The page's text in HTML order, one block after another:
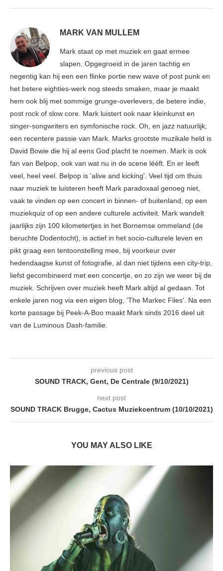
MARK VAN MULLEM
Mark staat op met muziek en gaat ermee
slapen. Opgegroeid in de jaren tachtig en
negentig kan hij een een flinke portie new wave of post punk en
het betere eighties-werk nog steeds smaken, maar je maakt
hem ook blij met sommige grunge-overlevers, de betere indie,
post rock of slow core. Mark luistert ook naar kleinkunst en
singer-songwriters en symfonische rock. Oh, en jazz natuurlijk,
een recentere passie van Mark. Marks grootste muzikale held is
David Bowie die hij al eens God placht te noemen. Mark is ook
fan van Belpop, ook van wat nu in de scene lééft. En er leeft
veel, heel veel. Belpop is 'alive and kicking'. Veel tijd om thuis
naar muziek te luisteren heeft Mark paradoxaal genoeg niet,
vaak te vinden op een concert in binnen- of buitenland, op een
muziekquiz of op een andere culturele activiteit. Mark wandelt
jaarlijks zijn 100 kilometertjes in het Bornemse ommeland (de
beruchte Dodentocht), is actief in het socio-culturele leven en
pikt graag een tentoonstelling mee, bij voorkeur over
hedendaagse kunst of fotografie, al dan niet tijdens een city-trip,
liefst gecombineerd met een concertje, en zo zijn we weer bij de
muziek. Schrijven over muziek heeft Mark altijd al gedaan. Tot
enkele jaren nog via een eigen blog, 'The Markec Files'. Na een
korte passage bij Peek-A-Boo maakt Mark sinds 2016 deel uit
van de Luminous Dash-familie.
previous post
SOUND TRACK, Gent, De Centrale (9/10/2021)
next post
SOUND TRACK Brugge, Cactus Muziekcentrum (10/10/2021)
YOU MAY ALSO LIKE